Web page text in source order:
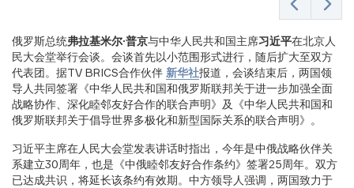
俄罗斯总统弗拉基米尔·普京与中华人民共和国主席习近平在北京人
民大会堂举行会谈。会谈首先以小范围形式进行，随后扩大至双方
代表团。据TV BRICS合作伙伴 新华社报道，会谈结束后，两国领
导人共同签署《中华人民共和国和俄罗斯联邦关于进一步加强全面
战略协作、深化睦邻友好合作的联合声明》及《中华人民共和国和
俄罗斯联邦关于倡导世界多极化和新型国际关系的联合声明》。
习近平主席在人民大会堂发表讲话时指出，今年是中俄战略伙伴关
系建立30周年，也是《中俄睦邻友好合作条约》签署25周年。双方
已达成共识，将延长该条约有效期。中方领导人强调，两国致力于